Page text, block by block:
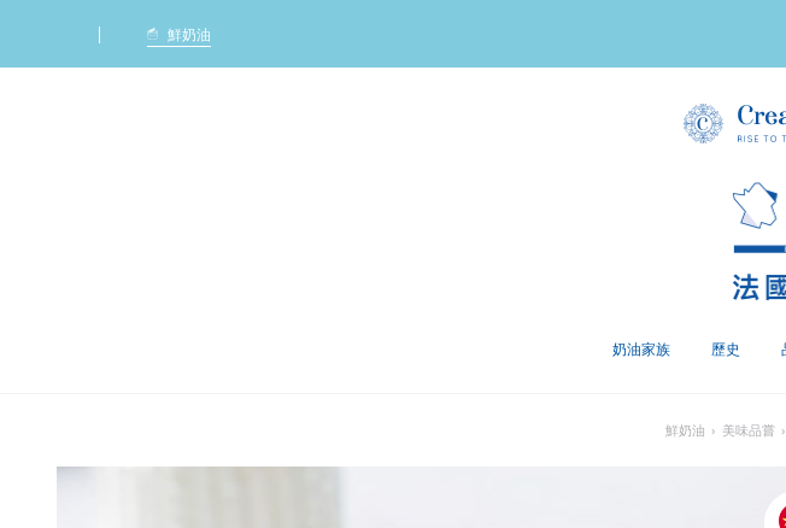
鮮奶油
奶油家族 歷史
鮮奶油 › 美味品嘗 ›